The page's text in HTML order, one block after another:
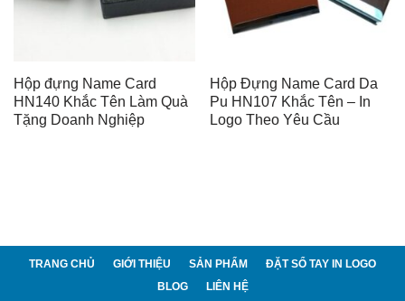
Hộp đựng Name Card
HN140 Khắc Tên Làm Quà
Tặng Doanh Nghiệp
Hộp Đựng Name Card Da
Pu HN107 Khắc Tên – In
Logo Theo Yêu Cầu
TRANG CHỦ GIỚI THIỆU SẢN PHẨM
ĐẶT SỔ TAY IN LOGO
BLOG
LIÊN HỆ